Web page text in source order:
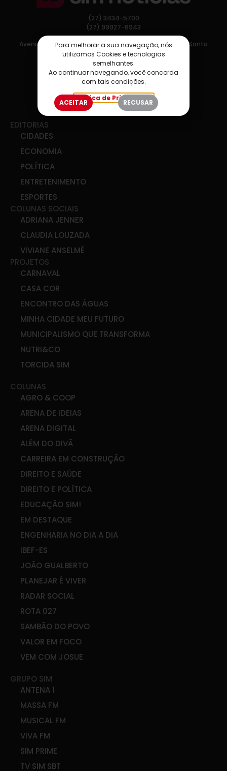
(27) 3434-5700
(27) 99927-6943
Avenida Nossa Senhora da Penha, 275, Vitória, Espírito Santo
EDITORIAS
CIDADES
ECONOMIA
POLÍTICA
ENTRETENIMENTO
ESPORTES
COLUNAS SOCIAIS
ADRIANA JENNER
CLAUDIA LOUZADA
VIVIANE ANSELMÉ
PROJETOS
CARNAVAL
CASA COR
ENCONTRO DAS ÁGUAS
MINHA CIDADE MEU FUTURO
MUNICIPALISMO QUE TRANSFORMA
NUTRI&CO
TORCIDA SIM
COLUNAS
AGRO & COOP
ARENA DE IDEIAS
ARENA DIGITAL
ALÉM DO DIVÃ
CARREIRA EM CONSTRUÇÃO
DIREITO E SAÚDE
DIREITO E POLÍTICA
EDUCAÇÃO SIM!
EM DESTAQUE
ENGENHARIA NO DIA A DIA
IBEF-ES
JOÃO GUALBERTO
PLANEJAR É VIVER
RADAR SOCIAL
ROTA 027
SAMBÃO DO POVO
VALOR EM FOCO
VEM COM JOSUE
GRUPO SIM
ANTENA 1
MASSA FM
MUSICAL FM
VIVA FM
SIM PRIME
TV SIM SBT
Para melhorar a sua navegação, nós
utilizamos Cookies e tecnologias
semelhantes.
Ao continuar navegando, você concorda
com tais condições.
Política de Privacidade
ACEITAR RECUSAR